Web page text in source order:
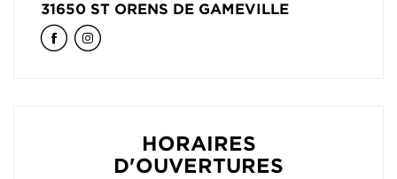
31650 ST ORENS DE GAMEVILLE
HORAIRES
D'OUVERTURES